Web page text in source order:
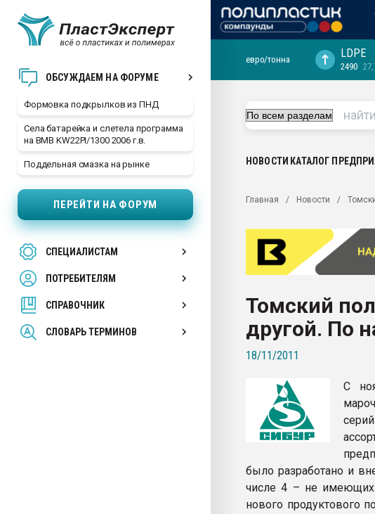
ОБСУЖДАЕМ НА ФОРУМЕ
Формовка подкрылков из ПНД
Села батарейка и слетела программа
на BMB KW22PI/1300 2006 г.в.
Поддельная смазка на рынке
ПЕРЕЙТИ НА ФОРУМ
СПЕЦИАЛИСТАМ
ПОТРЕБИТЕЛЯМ
СПРАВОЧНИК
СЛОВАРЬ ТЕРМИНОВ
29.07.2026 ФРП помог "Ижевскому
Вакуум-формовочные машины:
28.07.2026 Автоматизация выходит на
первый план в переработке
пластмасс
ситуацией на строительном рынке
Всё, что касается выдува ПЭТ
бутылок
ПЕРЕЙТИ НА ФОРУМ
евро/тонна LDPE
2490
НОВОСТИ КАТАЛОГ
Главная Новости
Томский
другой. По
18/11/2011
С
было разработано и
числе 4 – не имеющих
нового продуктового